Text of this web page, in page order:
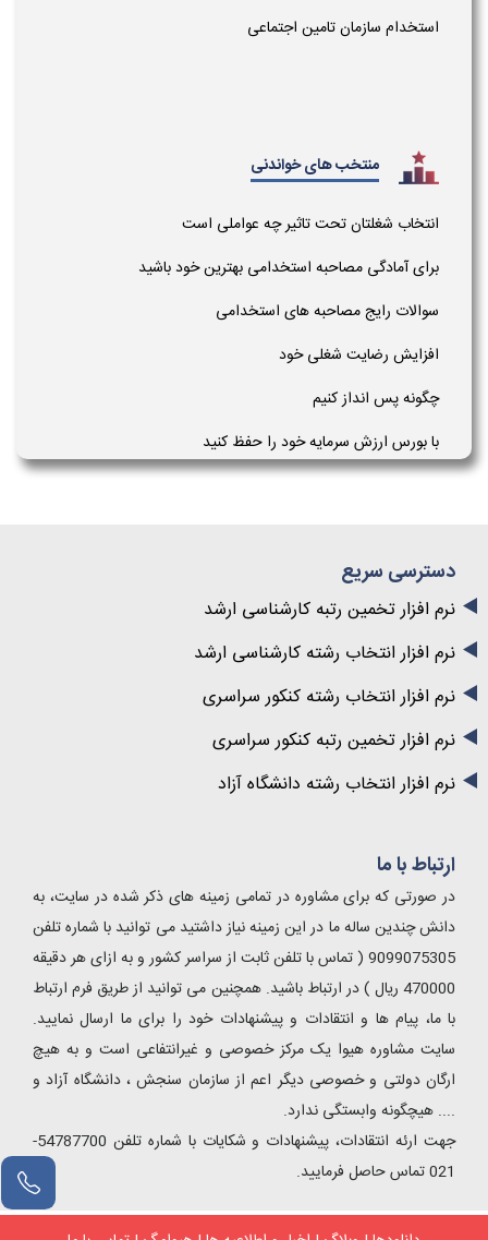
استخدام سازمان تامین اجتماعی
منتخب های خواندنی
انتخاب شغلتان تحت تاثیر چه عواملی است
برای آمادگی مصاحبه استخدامی بهترین خود باشید
سوالات رایج مصاحبه های استخدامی
افزایش رضایت شغلی خود
چگونه پس انداز کنیم
با بورس ارزش سرمایه خود را حفظ کنید
دسترسی سریع
نرم افزار تخمین رتبه کارشناسی ارشد
نرم افزار انتخاب رشته کارشناسی ارشد
نرم افزار انتخاب رشته کنکور سراسری
نرم افزار تخمین رتبه کنکور سراسری
نرم افزار انتخاب رشته دانشگاه آزاد
ارتباط با ما
در صورتی که برای مشاوره در تمامی زمینه های ذکر شده در سایت، به
دانش چندین ساله ما در این زمینه نیاز داشتید می توانید با شماره تلفن
9099075305 ( تماس با تلفن ثابت از سراسر کشور و به ازای هر دقیقه
470000 ریال ) در ارتباط باشید. همچنین می توانید از طریق فرم ارتباط
با ما، پیام ها و انتقادات و پیشنهادات خود را برای ما ارسال نمایید.
سایت مشاوره هیوا یک مرکز خصوصی و غیرانتفاعی است و به هیچ
ارگان دولتی و خصوصی دیگر اعم از سازمان سنجش ، دانشگاه آزاد و
.... هیچگونه وابستگی ندارد.
جهت ارئه انتقادات، پیشنهادات و شکایات با شماره تلفن 54787700-
021 تماس حاصل فرمایید.